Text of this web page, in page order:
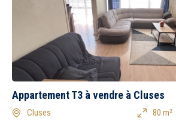
1 2 3 4 6
Tous
Ancien
Piscine
Garage
Appartement T3 à vendre à Cluses
Cluses 80 m²